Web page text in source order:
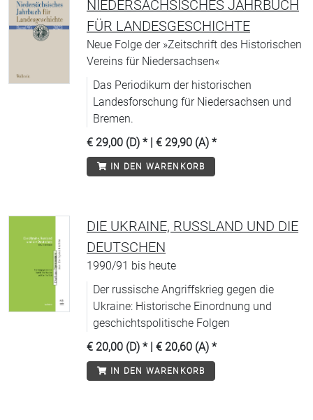
NIEDERSÄCHSISCHES JAHRBUCH
FÜR LANDESGESCHICHTE
Neue Folge der »Zeitschrift des Historischen
Vereins für Niedersachsen«
Das Periodikum der historischen
Landesforschung für Niedersachsen und
Bremen.
€ 29,00 (D) * | € 29,90 (A) *
IN DEN WARENKORB
DIE UKRAINE, RUSSLAND UND DIE
DEUTSCHEN
1990/91 bis heute
Der russische Angriffskrieg gegen die
Ukraine: Historische Einordnung und
geschichtspolitische Folgen
€ 20,00 (D) * | € 20,60 (A) *
IN DEN WARENKORB